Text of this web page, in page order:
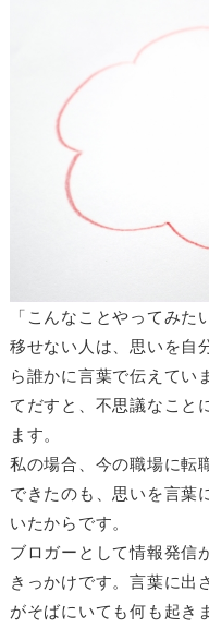
「こんなことやってみ
移せない人は、思いを自
ら誰かに言葉で伝えてい
てだすと、不思議なこと
ます。
私の場合、今の職場に転
できたのも、思いを言葉
いたからです。
ブロガーとして情報発信
きっかけです。言葉に出
がそばにいても何も起き